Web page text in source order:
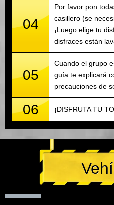
04
Por favor pon
casillero (se
¡Luego elige tu
disfraces están
05
Cuando el grupo
guía te explicará
precauciones de
06 ¡DISFRUTA TU